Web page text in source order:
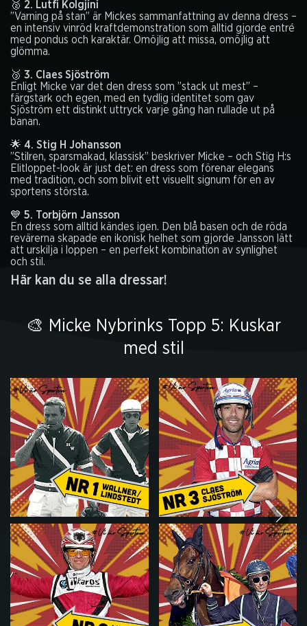
🥈 2. Lutfi Kolgjini
”Varning på stan” är Mickes sammanfattning av denna dress –
en intensiv vinröd kraftdemonstration som alltid gjorde entré
med pondus och karaktär. Omöjlig att missa, omöjlig att
glömma.
🥉 3. Claes Sjöström
Enligt Micke var det den dress som ”stack ut mest” –
färgstark och egen, med en tydlig identitet som gav
Sjöström ett distinkt uttryck varje gång han rullade ut på
banan.
🌟 4. Stig H Johansson
”Stilren, sparsmakad, klassisk” beskriver Micke – och Stig H:s
Elitloppet-look är just det: en dress som förenar elegans
med tradition, och som blivit ett visuellt signum för en av
sportens största.
💙 5. Torbjörn Jansson
En dress som alltid kändes igen. Den blå basen och de röda
revärerna skapade en ikonisk helhet som gjorde Jansson lätt
att urskilja i loppen – en perfekt kombination av synlighet
och stil.
Här kan du se alla dressar!
🎨 Micke Nybrinks Topp 5: Kuskar
med stil